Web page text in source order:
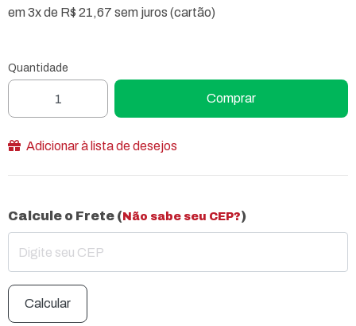
em 3x de R$ 21,67 sem juros (cartão)
Quantidade
Comprar
Adicionar à lista de desejos
Calcule o Frete ( Não sabe seu CEP?)
Calcular